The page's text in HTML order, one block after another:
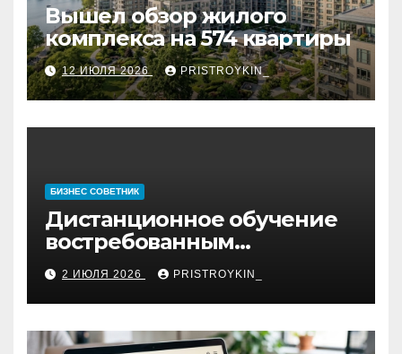
Вышел обзор жилого
комплекса на 574 квартиры
12 ИЮЛЯ 2026 PRISTROYKIN_
БИЗНЕС СОВЕТНИК
Дистанционное обучение
востребованным
профессиям
2 ИЮЛЯ 2026 PRISTROYKIN_